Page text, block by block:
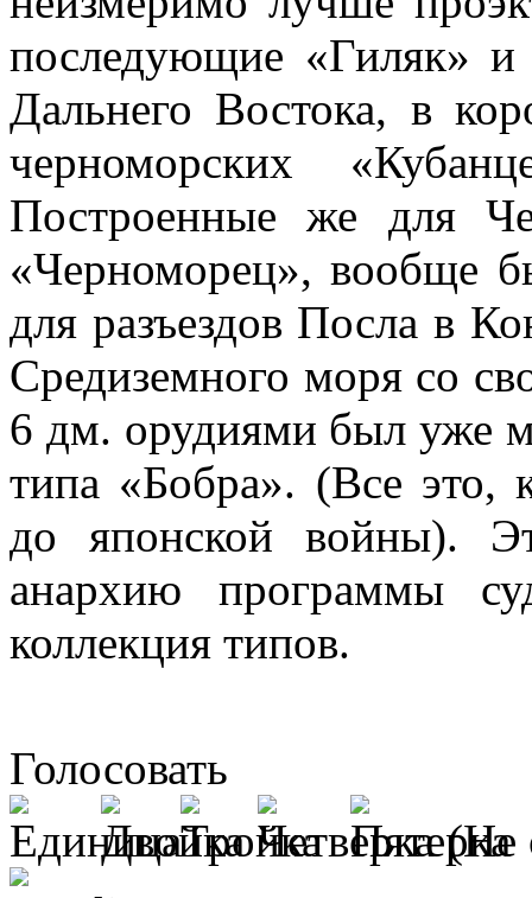
последующие «Гиляк»
Дальнего Востока, в
черноморских
Построенные же для
«Черноморец», вообще
для разъездов Посла в
Средиземного моря со
6 дм. орудиями был уже
типа «Бобра». (Все это,
до японской войны).
анархию программы
коллекция типов.
Голосовать
(Не